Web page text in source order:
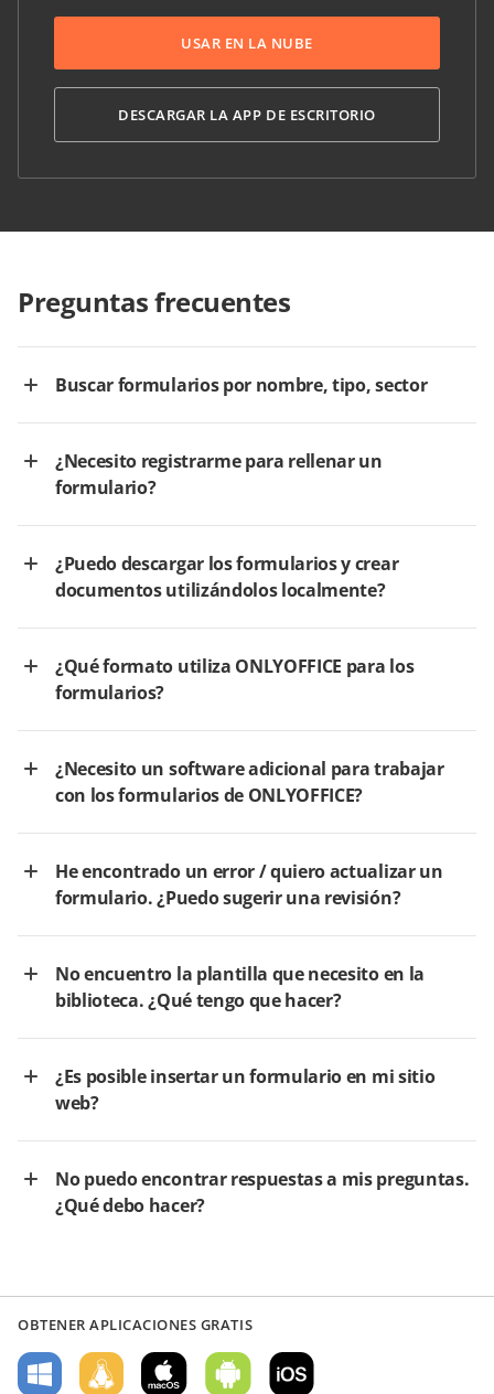
USAR EN LA NUBE
DESCARGAR LA APP DE ESCRITORIO
Preguntas frecuentes
Buscar formularios por nombre, tipo, sector
¿Necesito registrarme para rellenar un
formulario?
¿Puedo descargar los formularios y crear
documentos utilizándolos localmente?
¿Qué formato utiliza ONLYOFFICE para los
formularios?
¿Necesito un software adicional para trabajar
con los formularios de ONLYOFFICE?
He encontrado un error / quiero actualizar un
formulario. ¿Puedo sugerir una revisión?
No encuentro la plantilla que necesito en la
biblioteca. ¿Qué tengo que hacer?
¿Es posible insertar un formulario en mi sitio
web?
No puedo encontrar respuestas a mis preguntas.
¿Qué debo hacer?
OBTENER APLICACIONES GRATIS